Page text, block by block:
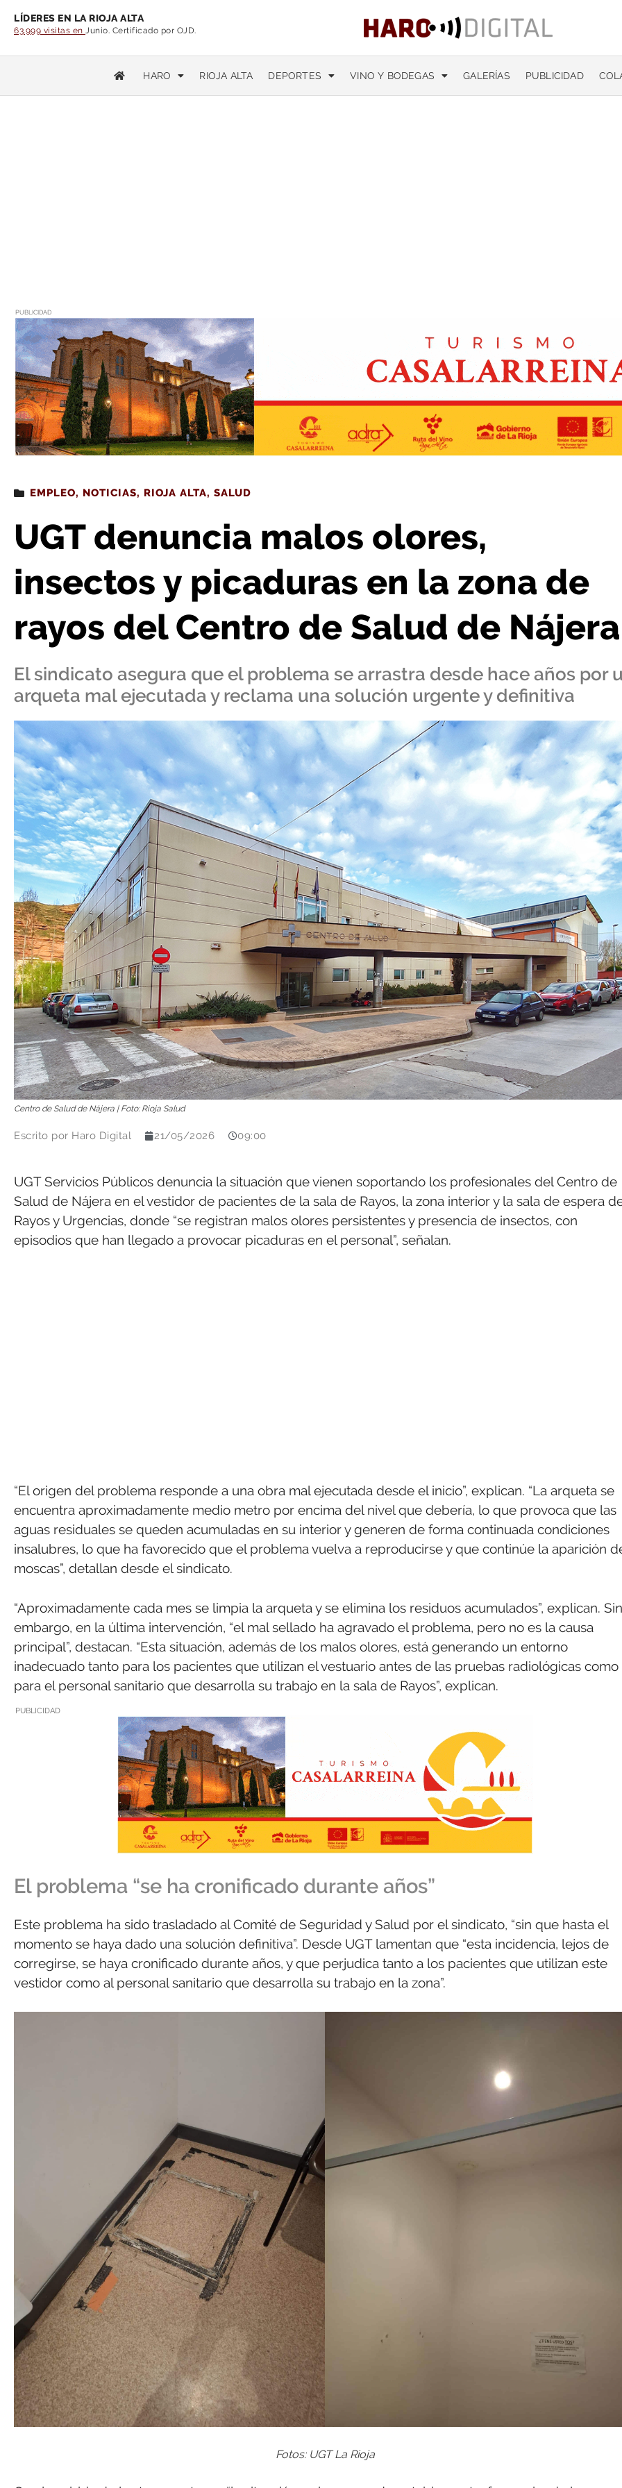
LÍDERES EN LA RIOJA ALTA
63.999 visitas en Junio. Certificado por OJD.
HARO RIOJA ALTA DEPORTES VINO Y BODEGAS GALERÍAS PUBLICIDAD
PUBLICIDAD
Estás leyendo : UGT denuncia malos olores, insectos y picaduras en la zona de rayos del Centro de Salud de Nájera
EMPLEO, NOTICIAS, RIOJA ALTA, SALUD
UGT denuncia malos olores,
insectos y picaduras en la zona de
rayos del Centro de Salud de Nájera
El sindicato asegura que el problema se arrastra desde hace años por
arqueta mal ejecutada y reclama una solución urgente y definitiva
Centro de Salud de Nájera | Foto: Rioja Salud
Escrito por Haro Digital 21/05/2026 09:00
UGT Servicios Públicos denuncia la situación que vienen soportando los profesionales del Centro de
Salud de Nájera en el vestidor de pacientes de la sala de Rayos, la zona interior y la sala de espera
Rayos y Urgencias, donde “se registran malos olores persistentes y presencia de insectos, con
episodios que han llegado a provocar picaduras en el personal”, señalan.
“El origen del problema responde a una obra mal ejecutada desde el inicio”, explican. “La arqueta se
encuentra aproximadamente medio metro por encima del nivel que debería, lo que provoca que las
aguas residuales se queden acumuladas en su interior y generen de forma continuada condiciones
insalubres, lo que ha favorecido que el problema vuelva a reproducirse y que continúe la aparición
moscas”, detallan desde el sindicato.
“Aproximadamente cada mes se limpia la arqueta y se elimina los residuos acumulados”, explican. Sin
embargo, en la última intervención, “el mal sellado ha agravado el problema, pero no es la causa
principal”, destacan. “Esta situación, además de los malos olores, está generando un entorno
inadecuado tanto para los pacientes que utilizan el vestuario antes de las pruebas radiológicas como
para el personal sanitario que desarrolla su trabajo en la sala de Rayos”, explican.
PUBLICIDAD
El problema “se ha cronificado durante años”
Este problema ha sido trasladado al Comité de Seguridad y Salud por el sindicato, “sin que hasta el
momento se haya dado una solución definitiva”. Desde UGT lamentan que “esta incidencia, lejos de
corregirse, se haya cronificado durante años, y que perjudica tanto a los pacientes que utilizan este
vestidor como al personal sanitario que desarrolla su trabajo en la zona”.
Fotos: UGT La Rioja